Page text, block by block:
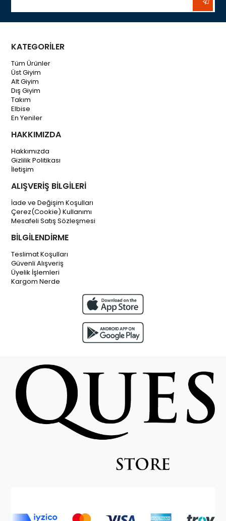
KATEGORİLER
Tüm Ürünler
Üst Giyim
Alt Giyim
Dış Giyim
Takım
Elbise
En Yeniler
HAKKIMIZDA
Hakkımızda
Gizlilik Politikası
İletişim
ALIŞVERİŞ BİLGİLERİ
İade ve Değişim Koşulları
Çerez(Cookie) Kullanımı
Mesafeli Satış Sözleşmesi
BİLGİLENDİRME
Teslimat Koşulları
Güvenli Alışveriş
Üyelik İşlemleri
Kargom Nerde